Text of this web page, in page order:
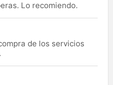
Lo recomiendo.
de los servicios